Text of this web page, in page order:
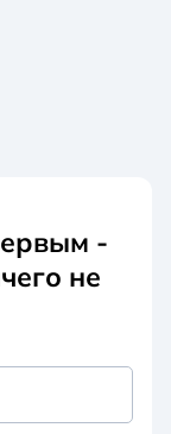
-
не